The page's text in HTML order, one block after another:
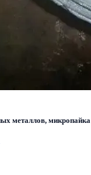
металлов, микропайка